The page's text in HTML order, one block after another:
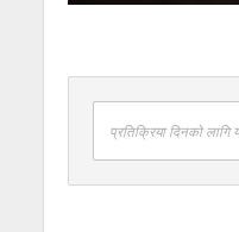
प्रतिक्रिया दिनको लागि